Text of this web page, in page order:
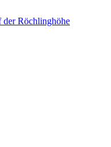
der Röchlinghöhe